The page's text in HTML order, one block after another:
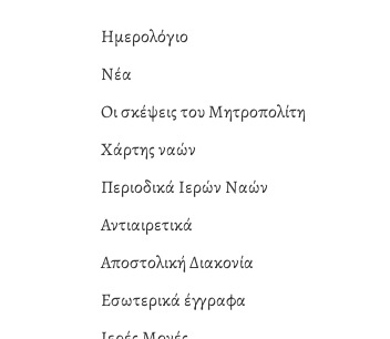
Ημερολόγιο
Νέα
Οι σκέψεις του Μητροπολίτη
Χάρτης ναών
Περιοδικά Ιερών Ναών
Αντιαιρετικά
Αποστολική Διακονία
Εσωτερικά έγγραφα